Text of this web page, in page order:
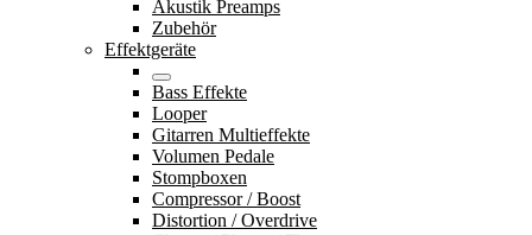
Akustik Preamps
Zubehör
Effektgeräte
Bass Effekte
Looper
Gitarren Multieffekte
Volumen Pedale
Stompboxen
Compressor / Boost
Distortion / Overdrive